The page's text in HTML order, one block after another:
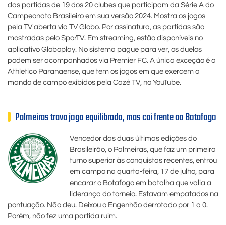
das partidas de 19 dos 20 clubes que participam da Série A do
Campeonato Brasileiro em sua versão 2024. Mostra os jogos
pela TV aberta via TV Globo. Por assinatura, as partidas são
mostradas pelo SporTV. Em streaming, estão disponíveis no
aplicativo Globoplay. No sistema pague para ver, os duelos
podem ser acompanhados via Premier FC. A única exceção é o
Athletico Paranaense, que tem os jogos em que exercem o
mando de campo exibidos pela Cazé TV, no YouTube.
Palmeiras trava jogo equilibrado, mas cai frente ao Botafogo
Vencedor das duas últimas edições do
Brasileirão, o Palmeiras, que faz um primeiro
turno superior às conquistas recentes, entrou
em campo na quarta-feira, 17 de julho, para
encarar o Botafogo em batalha que valia a
liderança do torneio. Estavam empatados na
pontuação. Não deu. Deixou o Engenhão derrotado por 1 a 0.
Porém, não fez uma partida ruim.